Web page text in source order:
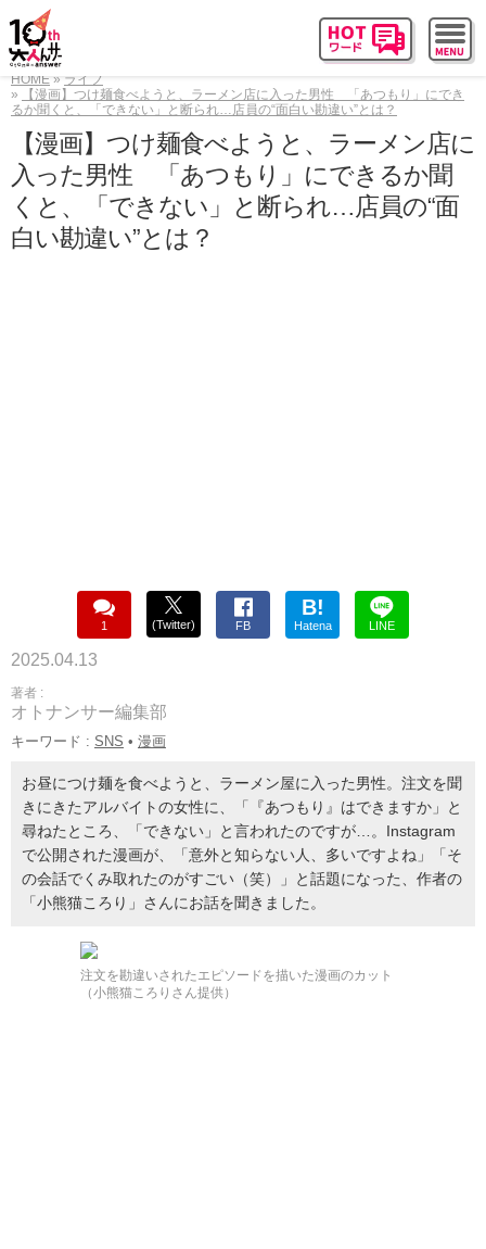
HOME
ライフ
【漫画】つけ麺食べようと、ラーメン店に入った男性 「あつもり」にでき
るか聞くと、「できない」と断られ…店員の“面白い勘違い”とは？
【漫画】つけ麺食べようと、ラーメン店に
入った男性 「あつもり」にできるか聞
くと、「できない」と断られ…店員の“面
白い勘違い”とは？
1 (Twitter) FB
B!
Hatena LINE
2025.04.13
著者 :
オトナンサー編集部
キーワード : SNS • 漫画
お昼につけ麺を食べようと、ラーメン屋に入った男性。注文を聞
きにきたアルバイトの女性に、「『あつもり』はできますか」と
尋ねたところ、「できない」と言われたのですが…。Instagram
で公開された漫画が、「意外と知らない人、多いですよね」「そ
の会話でくみ取れたのがすごい（笑）」と話題になった、作者の
「小熊猫ころり」さんにお話を聞きました。
注文を勘違いされたエピソードを描いた漫画のカット
（小熊猫ころりさん提供）